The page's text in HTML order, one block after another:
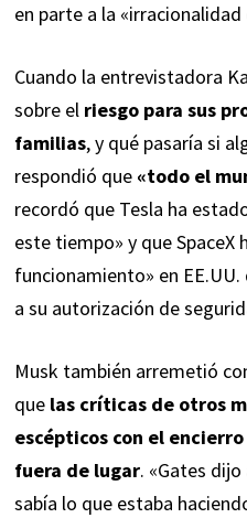
en parte a la
Cuando la entrevistadora
sobre el riesgo para sus
familias, y qué pasaría si
respondió que «todo el
recordó que Tesla ha
este tiempo» y que SpaceX
funcionamiento» en
a su autorización de
Musk también arremetió
que las críticas de otros
escépticos con el
fuera de lugar. «Gates
sabía lo que estaba